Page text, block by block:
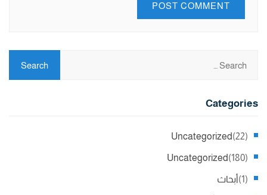
Categories
Uncategorized (22)
Uncategorized (180)
أبحاث (1)